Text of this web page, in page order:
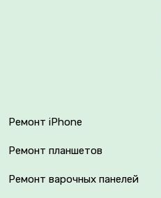
Ремонт iPhone
Ремонт планшетов
Ремонт варочных панелей